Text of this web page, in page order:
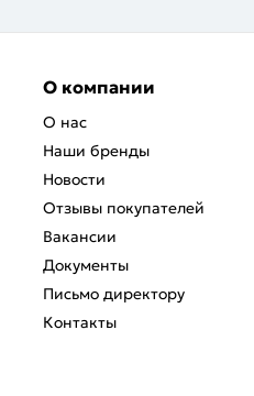
О компании
О нас
Наши бренды
Новости
Отзывы покупателей
Вакансии
Документы
Письмо директору
Контакты